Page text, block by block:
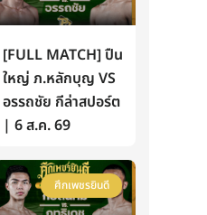
[FULL MATCH] ปืน
ใหญ่ ภ.หลักบุญ VS
อรรถชัย กีล่าสปอร์ต
| 6 ส.ค. 69
ศึกเพชรยินดี